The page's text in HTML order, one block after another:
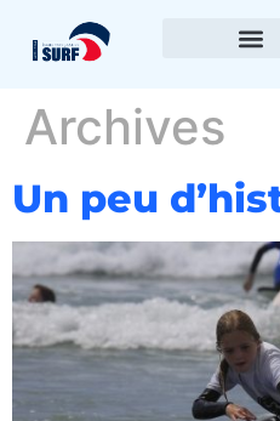
Archives
Un peu